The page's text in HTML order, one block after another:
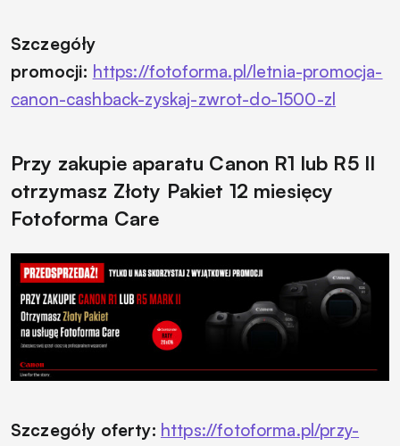
Szczegóły
promocji: https://fotoforma.pl/letnia-promocja-
canon-cashback-zyskaj-zwrot-do-1500-zl
Przy zakupie aparatu Canon R1 lub R5 II
otrzymasz Złoty Pakiet 12 miesięcy
Fotoforma Care
Szczegóły oferty: https://fotoforma.pl/przy-